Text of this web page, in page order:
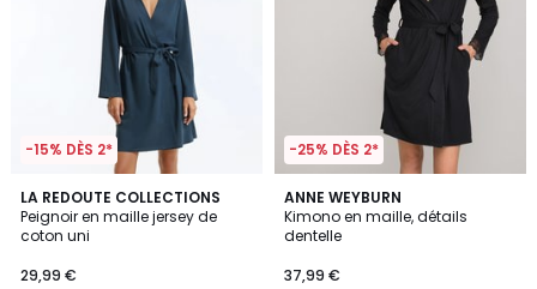
-15% DÈS 2*
LA REDOUTE COLLECTIONS
Peignoir en maille jersey de
coton uni
29,99 €
4,6
/ 5
2
Couleurs
-25% DÈS 2*
ANNE WEYBURN
Kimono en maille, détails
dentelle
37,99 €
4,7
/ 5